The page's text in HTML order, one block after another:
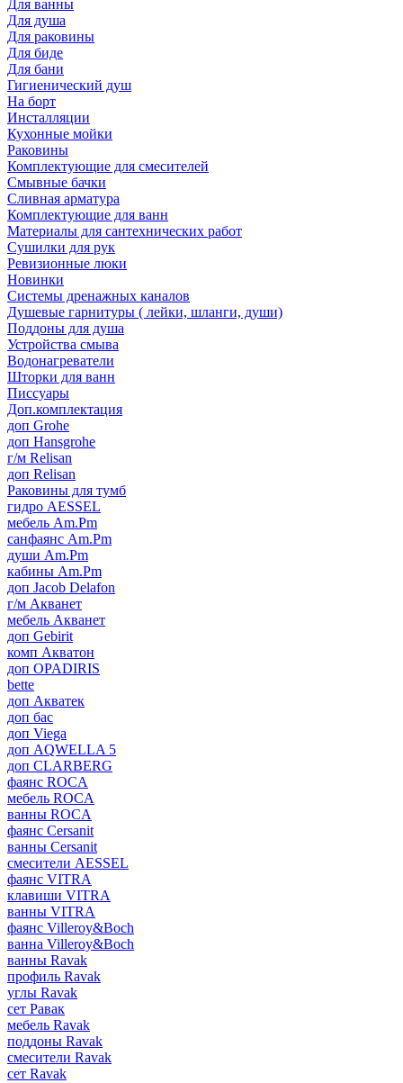
Для ванны
Для душа
Для раковины
Для биде
Для бани
Гигиенический душ
На борт
Инсталляции
Кухонные мойки
Раковины
Комплектующие для смесителей
Смывные бачки
Сливная арматура
Комплектующие для ванн
Материалы для сантехнических работ
Сушилки для рук
Ревизионные люки
Новинки
Системы дренажных каналов
Душевые гарнитуры ( лейки, шланги, души)
Поддоны для душа
Устройства смыва
Водонагреватели
Шторки для ванн
Писсуары
Доп.комплектация
доп Grohe
доп Hansgrohe
г/м Relisan
доп Relisan
Раковины для тумб
гидро AESSEL
мебель Am.Pm
санфаянс Am.Pm
души Am.Pm
кабины Am.Pm
доп Jacob Delafon
г/м Акванет
мебель Акванет
доп Gebirit
комп Акватон
доп OPADIRIS
bette
доп Акватек
доп бас
доп Viega
доп AQWELLA 5
доп CLARBERG
фаянс ROCA
мебель ROCA
ванны ROCA
фаянс Cersanit
ванны Cersanit
смесители AESSEL
фаянс VITRA
клавиши VITRA
ванны VITRA
фаянс Villeroy&Boch
ванна Villeroy&Boch
ванны Ravak
профиль Ravak
углы Ravak
сет Равак
мебель Ravak
поддоны Ravak
смесители Ravak
сет Ravak